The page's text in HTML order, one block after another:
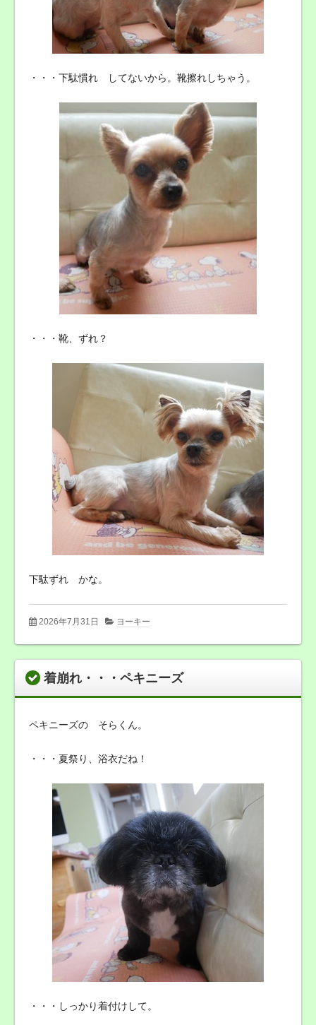
・・・下駄慣れ してないから。靴擦れしちゃう。
・・・靴、ずれ？
下駄ずれ かな。
2026年7月31日 ヨーキー
着崩れ・・・ペキニーズ
ペキニーズの そらくん。
・・・夏祭り、浴衣だね！
・・・しっかり着付けして。